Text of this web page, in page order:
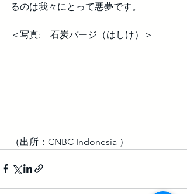
るのは我々にとって悪夢です。
＜写真:　石炭バージ（はしけ）＞
（出所：CNBC Indonesia ）